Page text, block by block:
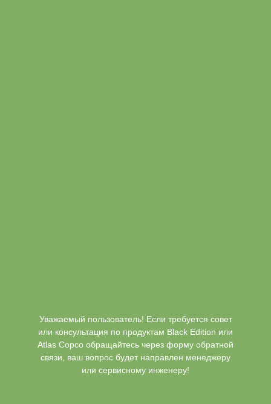
Уважаемый пользователь! Если требуется совет
или консультация по продуктам Black Edition или
Atlas Copco обращайтесь через форму обратной
связи, ваш вопрос будет направлен менеджеру
или сервисному инженеру!